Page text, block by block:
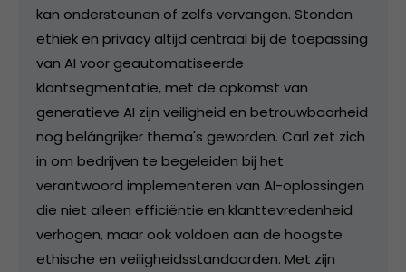
kan ondersteunen of zelfs vervangen. Stonden
ethiek en privacy altijd centraal bij de toepassing
van AI voor geautomatiseerde
klantsegmentatie, met de opkomst van
generatieve AI zijn veiligheid en betrouwbaarheid
nog belángrijker thema's geworden. Carl zet zich
in om bedrijven te begeleiden bij het
verantwoord implementeren van AI-oplossingen
die niet alleen efficiëntie en klanttevredenheid
verhogen, maar ook voldoen aan de hoogste
ethische en veiligheidsstandaarden. Met zijn